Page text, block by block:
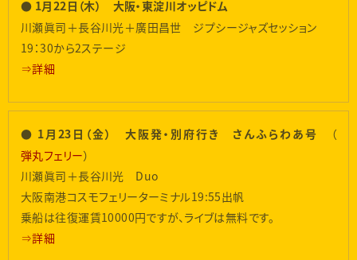
● 1月22日（木） 大阪・東淀川オッピドム
川瀬眞司＋長谷川光＋廣田昌世 ジプシージャズセッション
19：30から2ステージ
⇒詳細
● 1月23日（金） 大阪発・別府行き さんふらわあ号
（
弾丸フェリー）
川瀬眞司＋長谷川光 Duo
大阪南港コスモフェリーターミナル19:55出帆
乗船は往復運賃10000円ですが、ライブは無料です。
⇒詳細